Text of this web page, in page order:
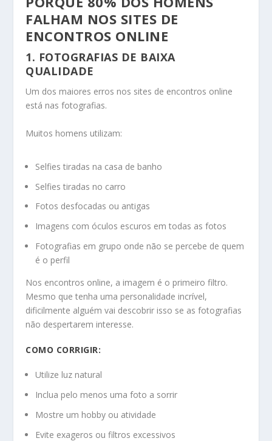
FALHAM NOS SITES DE
ENCONTROS ONLINE
1. FOTOGRAFIAS DE BAIXA
QUALIDADE
Um dos maiores erros nos sites de encontros online
está nas fotografias.
Muitos homens utilizam:
Selfies tiradas na casa de banho
Selfies tiradas no carro
Fotos desfocadas ou antigas
Imagens com óculos escuros em todas as fotos
Fotografias em grupo onde não se percebe de quem
é o perfil
Nos encontros online, a imagem é o primeiro filtro.
Mesmo que tenha uma personalidade incrível,
dificilmente alguém vai descobrir isso se as fotografias
não despertarem interesse.
COMO CORRIGIR:
Utilize luz natural
Inclua pelo menos uma foto a sorrir
Mostre um hobby ou atividade
Evite exageros ou filtros excessivos